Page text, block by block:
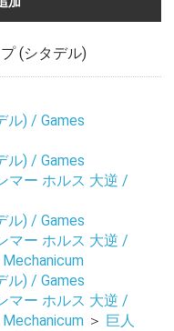
ートへ進む
(シタデル)
ル) / Games
ル) / Games
マー ホルス 大逆 /
ル) / Games
マー ホルス 大逆 /
ル) / Games
マー ホルス 大逆 /
＞ 巨人